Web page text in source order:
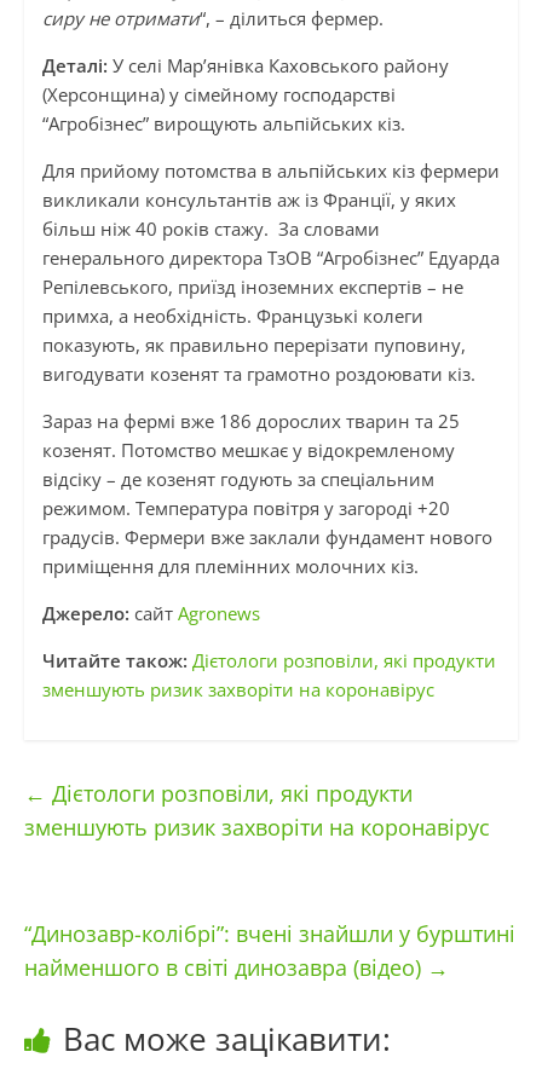
сиру не отримати“, – ділиться фермер.
Деталі: У селі Мар’янівка Каховського району
(Херсонщина) у сімейному господарстві
“Агробізнес” вирощують альпійських кіз.
Для прийому потомства в альпійських кіз фермери
викликали консультантів аж із Франції, у яких
більш ніж 40 років стажу. За словами
генерального директора ТзОВ “Агробізнес” Едуарда
Репілевського, приїзд іноземних експертів – не
примха, а необхідність. Французькі колеги
показують, як правильно перерізати пуповину,
вигодувати козенят та грамотно роздоювати кіз.
Зараз на фермі вже 186 дорослих тварин та 25
козенят. Потомство мешкає у відокремленому
відсіку – де козенят годують за спеціальним
режимом. Температура повітря у загороді +20
градусів. Фермери вже заклали фундамент нового
приміщення для племінних молочних кіз.
Джерело: сайт Agronews
Читайте також: Дієтологи розповіли, які продукти
зменшують ризик захворіти на коронавірус
← Дієтологи розповіли, які продукти
зменшують ризик захворіти на коронавірус
“Динозавр-колібрі”: вчені знайшли у бурштині
найменшого в світі динозавра (відео) →
Вас може зацікавити: